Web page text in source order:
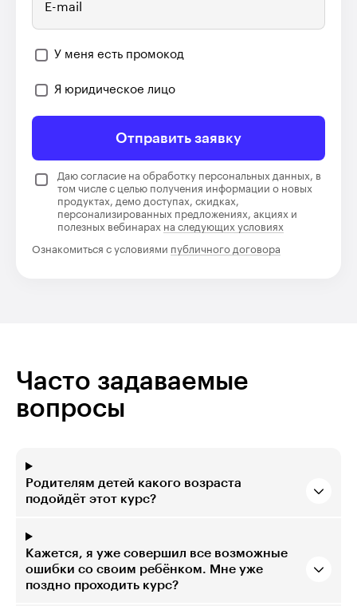
E-mail
У меня есть промокод
Я юридическое лицо
Отправить заявку
Даю согласие на обработку персональных данных, в
том числе с целью получения информации о новых
продуктах, демо доступах, скидках,
персонализированных предложениях, акциях и
полезных вебинарах на следующих условиях
Ознакомиться с условиями публичного договора
Часто задаваемые
вопросы
Родителям детей какого возраста
подойдёт этот курс?
Кажется, я уже совершил все возможные
ошибки со своим ребёнком. Мне уже
поздно проходить курс?